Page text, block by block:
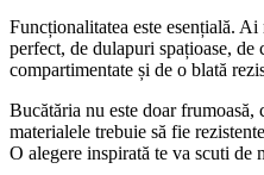
Funcționalitatea este esențială. Ai
perfect, de dulapuri spațioase, de
compartimentate și de o blată
Bucătăria nu este doar frumoasă,
materialele trebuie să fie
O alegere inspirată te va scuti de